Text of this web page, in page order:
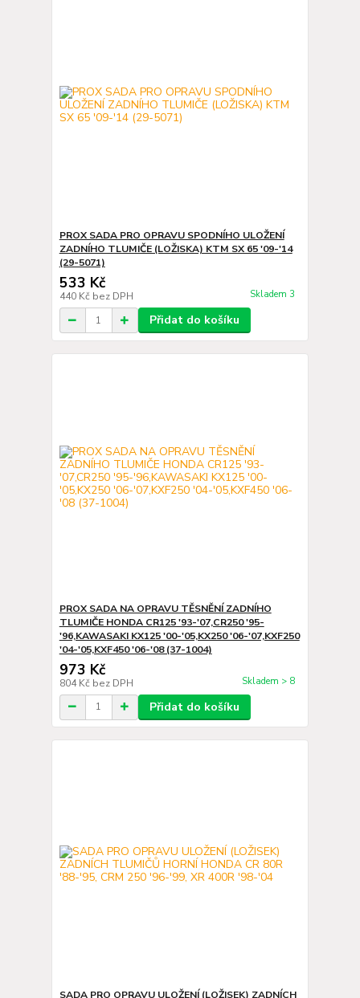
PROX SADA PRO OPRAVU SPODNÍHO ULOŽENÍ
ZADNÍHO TLUMIČE (LOŽISKA) KTM SX 65 '09-'14
(29-5071)
533 Kč
440 Kč bez DPH Skladem 3
Přidat do košíku
PROX SADA NA OPRAVU TĚSNĚNÍ ZADNÍHO
TLUMIČE HONDA CR125 '93-'07,CR250 '95-
'96,KAWASAKI KX125 '00-'05,KX250 '06-'07,KXF250
'04-'05,KXF450 '06-'08 (37-1004)
973 Kč
804 Kč bez DPH Skladem > 8
Přidat do košíku
SADA PRO OPRAVU ULOŽENÍ (LOŽISEK) ZADNÍCH